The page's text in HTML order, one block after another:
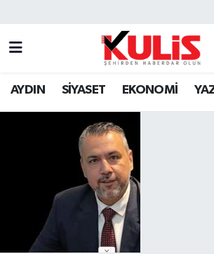
AYDIN SİYASET EKONOMİ